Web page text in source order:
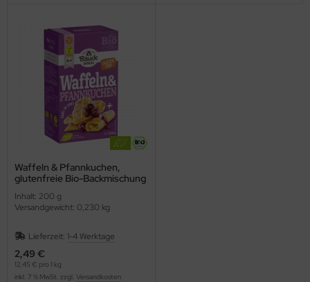
Waffeln & Pfannkuchen,
glutenfreie Bio-Backmischung
Inhalt: 200 g
Versandgewicht: 0,230 kg
Lieferzeit: 1-4 Werktage
2,49 €
12,45 € pro 1 kg
inkl. 7 % MwSt. zzgl. Versandkosten